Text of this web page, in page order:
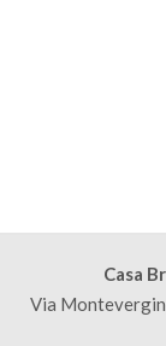
Casa
Via